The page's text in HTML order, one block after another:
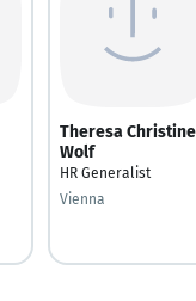
Theresa Christine
Wolf
HR Generalist
Vienna